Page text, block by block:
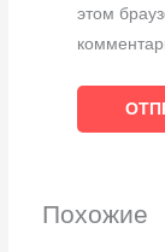
этом
Похожие